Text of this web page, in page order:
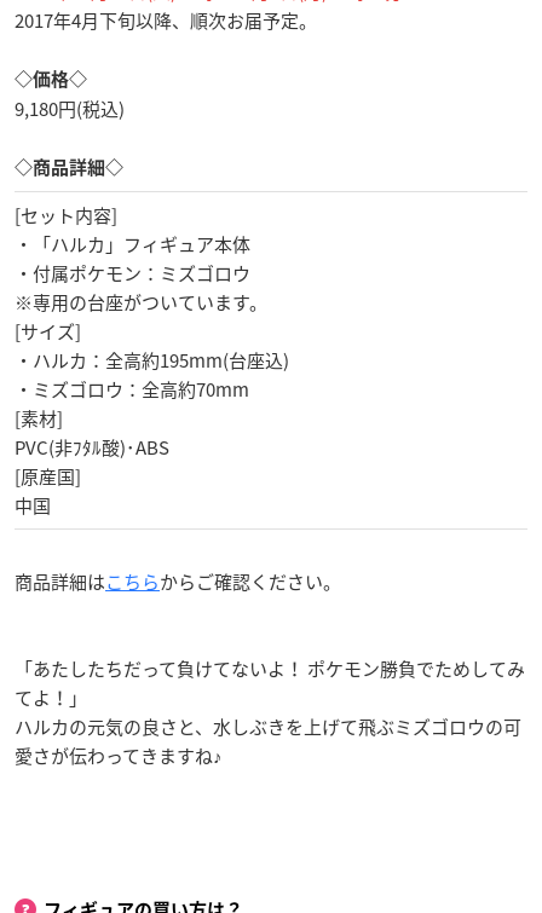
2017年4月下旬以降、順次お届予定。
◇価格◇
9,180円(税込)
◇商品詳細◇
[セット内容]
・「ハルカ」フィギュア本体
・付属ポケモン：ミズゴロウ
※専用の台座がついています。
[サイズ]
・ハルカ：全高約195mm(台座込)
・ミズゴロウ：全高約70mm
[素材]
PVC(非ﾌﾀﾙ酸)･ABS
[原産国]
中国
商品詳細はこちらからご確認ください。
「あたしたちだって負けてないよ！ ポケモン勝負でためしてみ
てよ！」
ハルカの元気の良さと、水しぶきを上げて飛ぶミズゴロウの可
愛さが伝わってきますね♪
フィギュアの買い方は？